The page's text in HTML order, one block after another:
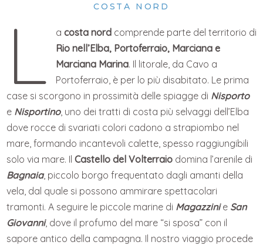
COSTA NORD
L a costa nordcomprende parte del territorio di
Rio nell’Elba, Portoferraio, Marciana e
Marciana Marina. Il litorale, da Cavo a
Portoferraio, è per lo più disabitato. Le prima
case si scorgono in prossimità delle spiagge di Nisporto
e Nisportino, uno dei tratti di costa più selvaggi dell’Elba
dove rocce di svariati colori cadono a strapiombo nel
mare, formando incantevoli calette, spesso raggiungibili
solo via mare. IlCastello del Volterraio domina l’arenile di
Bagnaia, piccolo borgo frequentato dagli amanti della
vela, dal quale si possono ammirare spettacolari
tramonti. A seguire le piccole marine di Magazzinie San
Giovanni, dove il profumo del mare “si sposa” con il
sapore antico della campagna. Il nostro viaggio procede